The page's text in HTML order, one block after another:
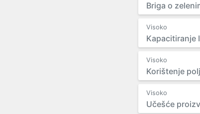
Briga o
Visoko
Kapacitiranje
Visoko
Korištenje
Visoko
Učešće